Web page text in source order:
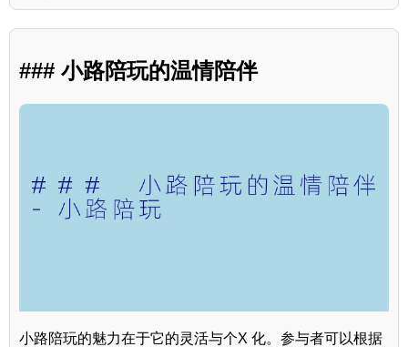
### 小路陪玩的温情陪伴
小路陪玩的魅力在于它的灵活与个X 化。参与者可以根据